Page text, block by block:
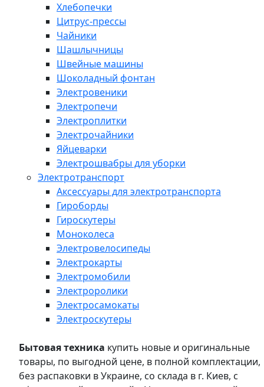
Хлебопечки
Цитрус-прессы
Чайники
Шашлычницы
Швейные машины
Шоколадный фонтан
Электровеники
Электропечи
Электроплитки
Электрочайники
Яйцеварки
Электрошвабры для уборки
Электротранспорт
Аксессуары для электротранспорта
Гироборды
Гироскутеры
Моноколеса
Электровелосипеды
Электрокарты
Электромобили
Электроролики
Электросамокаты
Электроскутеры
Бытовая техника купить новые и оригинальные
товары, по выгодной цене, в полной комплектации,
без распаковки в Украине, со склада в г. Киев, с